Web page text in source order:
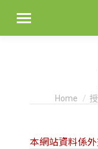
You are
Home
本網站資料係